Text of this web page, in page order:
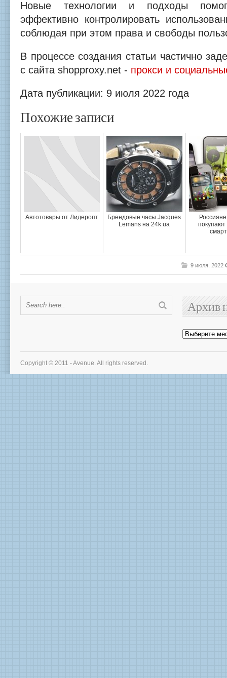
Новые технологии и подходы
эффективно контролировать
соблюдая при этом права и свободы
В процессе создания статьи частично
с сайта shopproxy.net - прокси и
Дата публикации: 9 июля 2022 года
Похожие записи
Автотовары от Лидеропт
Брендовые часы Jacques
Lemans на 24k.ua
покупают
9 июля, 2022
Архив
Архив
новостей
Copyright © 2011 - Avenue. All rights reserved.